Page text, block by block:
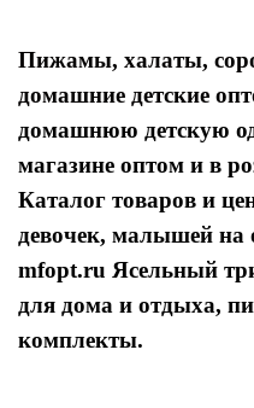
Пижамы, халаты,
домашние детские
домашнюю детскую
магазине оптом и в
Каталог товаров и
девочек, малышей на
mfopt.ru Ясельный
для дома и отдыха,
комплекты.